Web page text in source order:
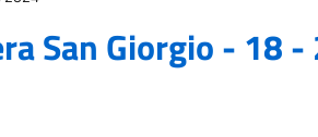
San Giorgio - 18